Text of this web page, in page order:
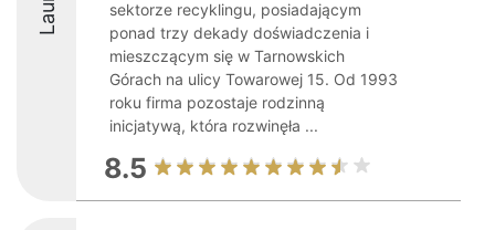
sektorze recyklingu, posiadającym
ponad trzy dekady doświadczenia i
mieszczącym się w Tarnowskich
Górach na ulicy Towarowej 15. Od 1993
roku firma pozostaje rodzinną
inicjatywą, która rozwinęła ...
8.5